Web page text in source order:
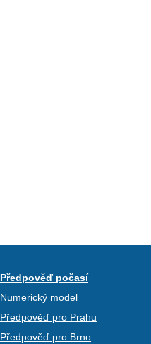
Předpověď počasí
Numerický model
Předpověď pro Prahu
Předpověď pro Brno